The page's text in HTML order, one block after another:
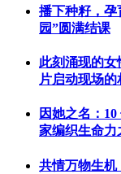
播下种籽，孕
园”圆满结课
此刻涌现的
片启动现场的
因她之名：
家编织生命力
共情万物生